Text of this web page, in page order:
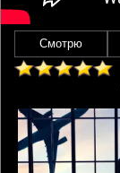
Смотрю